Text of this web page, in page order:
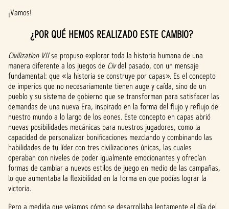
¡Vamos!
¿POR QUÉ HEMOS REALIZADO ESTE CAMBIO?
Civilization VIIse propuso explorar toda la historia humana de una
manera diferente a los juegos de Civdel pasado, con un mensaje
fundamental: que «la historia se construye por capas». Es el concepto
de imperios que no necesariamente tienen auge y caída, sino de un
pueblo y su sistema de gobierno que se transforman para satisfacer las
demandas de una nueva Era, inspirado en la forma del flujo y reflujo de
nuestro mundo a lo largo de los eones. Este concepto en capas abrió
nuevas posibilidades mecánicas para nuestros jugadores, como la
capacidad de personalizar bonificaciones mezclando y combinando las
habilidades de tu líder con tres civilizaciones únicas, las cuales
operaban con niveles de poder igualmente emocionantes y ofrecían
formas de cambiar a nuevos estilos de juego en medio de las campañas,
lo que aumentaba la flexibilidad en la forma en que podías lograr la
victoria.
Pero a medida que veíamos cómo se desarrollaba lentamente el día del